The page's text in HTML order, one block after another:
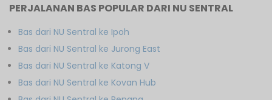
PERJALANAN BAS POPULAR DARI NU SENTRAL
Bas dari NU Sentral ke Ipoh
Bas dari NU Sentral ke Jurong East
Bas dari NU Sentral ke Katong V
Bas dari NU Sentral ke Kovan Hub